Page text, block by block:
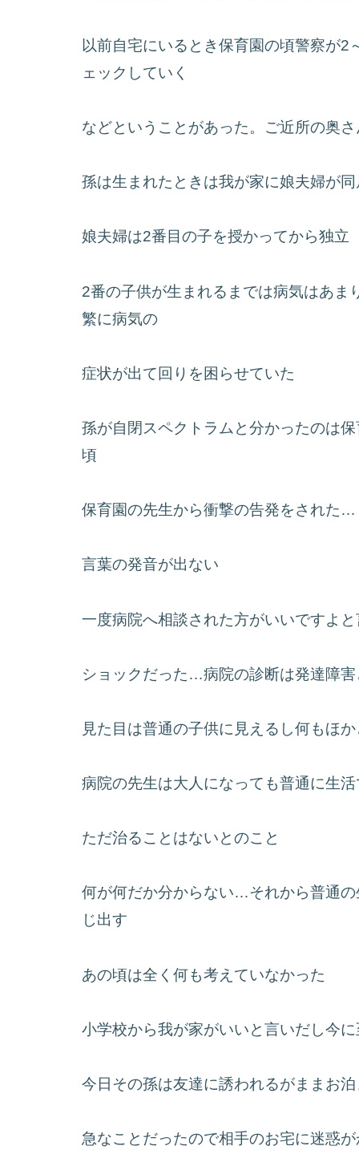
以前自宅にいるとき保育園の頃警察が
ェックしていく
などということがあった。ご近所の奥
孫は生まれたときは我が家に娘夫婦が
娘夫婦は2番目の子を授かってから独立
2番の子供が生まれるまでは病気はあ
繁に病気の
症状が出て回りを困らせていた
孫が自閉スペクトラムと分かったのは
頃
保育園の先生から衝撃の告発をされた…
言葉の発音が出ない
一度病院へ相談された方がいいですよ
ショックだった…病院の診断は発達障
見た目は普通の子供に見えるし何もほ
病院の先生は大人になっても普通に生
ただ治ることはないとのこと
何が何だか分からない…それから普通
じ出す
あの頃は全く何も考えていなかった
小学校から我が家がいいと言いだし今
今日その孫は友達に誘われるがままお
急なことだったので相手のお宅に迷惑